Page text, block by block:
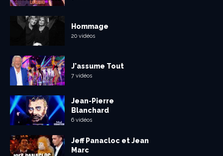
Hommage
20 vidéos
J'assume Tout
7 vidéos
Jean-Pierre
Blanchard
6 vidéos
Jeff Panacloc et Jean
Marc